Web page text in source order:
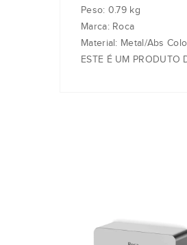
Peso: 0.79 kg
Marca: Roca
Material: Metal/Abs
ESTE É UM